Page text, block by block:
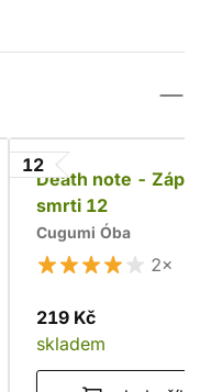
12
Death note -
smrti 12
Cugumi Óba
2×
219 Kč
skladem